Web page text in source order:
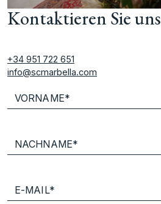
Kontaktieren Sie uns
+34 951 722 651
info@scmarbella.com